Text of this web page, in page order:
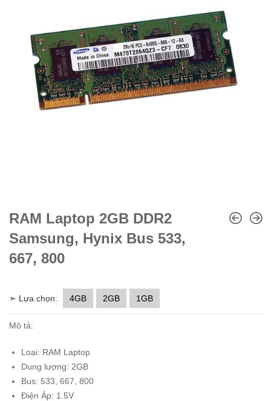
RAM Laptop 2GB DDR2
Samsung, Hynix Bus 533,
667, 800
➣ Lựa chọn: 4GB 2GB 1GB
Mô tả:
Loại: RAM Laptop
Dung lượng: 2GB
Bus: 533, 667, 800
Điện Áp: 1.5V